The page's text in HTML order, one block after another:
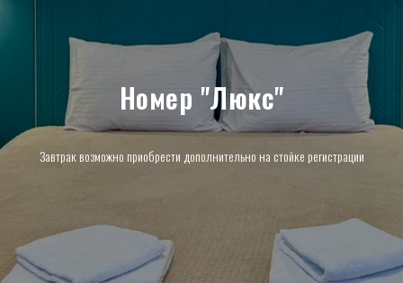
Номер "Люкс"
Завтрак возможно приобрести дополнительно на стойке регистрации